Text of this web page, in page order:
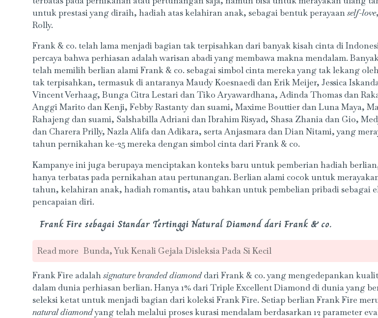
untuk prestasi yang diraih, hadiah atas kelahiran anak, sebagai bentuk perayaanself-love
Rolly.
Frank & co. telah lama menjadi bagian tak terpisahkan dari banyak kisah cinta di
percaya bahwa perhiasan adalah warisan abadi yang membawa makna mendalam.
telah memilih berlian alami Frank & co. sebagai simbol cinta mereka yang tak lekang
tak terpisahkan, termasuk di antaranya Maudy Koesnaedi dan Erik Meijer, Jessica
Vincent Verhaag, Bunga Citra Lestari dan Tiko Aryawardhana, Adinda Thomas dan
Anggi Marito dan Kenji, Febby Rastanty dan suami, Maxime Bouttier dan Luna Maya,
Rahajeng dan suami, Salshabilla Adriani dan Ibrahim Risyad, Shasa Zhania dan Gio,
dan Charera Prilly, Nazla Alifa dan Adikara, serta Anjasmara dan Dian Nitami, yang
tahun pernikahan ke-25 mereka dengan simbol cinta dari Frank & co.
Kampanye ini juga berupaya menciptakan konteks baru untuk pemberian hadiah
hanya terbatas pada pernikahan atau pertunangan. Berlian alami cocok untuk
tahun, kelahiran anak, hadiah romantis, atau bahkan untuk pembelian pribadi sebagai
pencapaian diri.
Frank Fire sebagai Standar Tertinggi Natural Diamond dari Frank & co.
Read more Bunda, Yuk Kenali Gejala Disleksia Pada Si Kecil
Frank Fire adalahsignature branded diamonddari Frank & co. yang mengedepankan
dalam dunia perhiasan berlian. Hanya 1% dari Triple Excellent Diamond di dunia yang
seleksi ketat untuk menjadi bagian dari koleksi Frank Fire. Setiap berlian Frank Fire
natural diamondyang telah melalui proses kurasi mendalam berdasarkan 12 parameter